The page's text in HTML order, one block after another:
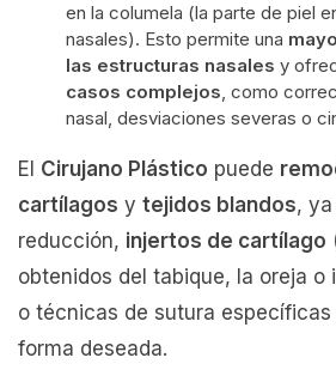
en la columela (la parte de piel
nasales). Esto permite una
las estructuras nasales y
casos complejos, como
nasal, desviaciones severas o
El Cirujano Plástico puede
cartílagos y tejidos blandos,
reducción, injertos de cartílago
obtenidos del tabique, la oreja o
o técnicas de sutura
forma deseada.